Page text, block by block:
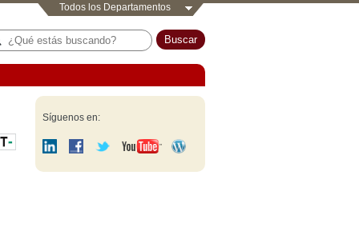
Todos los Departamentos
Síguenos en: